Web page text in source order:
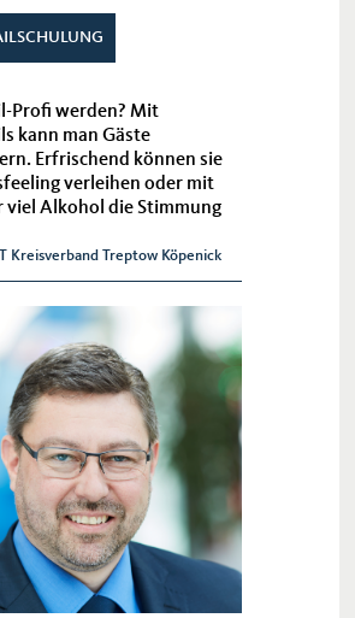
Profi werden? Mit
kann man Gäste
Erfrischend können sie
verleihen oder mit
viel Alkohol die Stimmung
mixen kann man lernen.
Kreisverband Treptow Köpenick